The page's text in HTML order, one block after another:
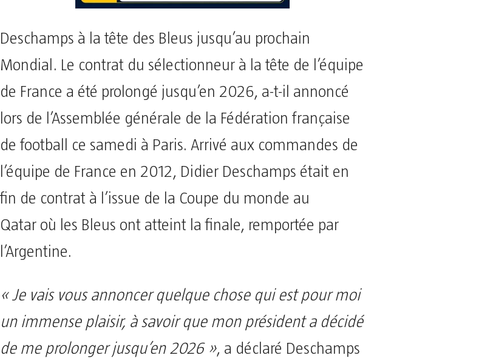
Deschamps à la tête des Bleus jusqu’au prochain
Mondial. Le contrat du sélectionneur à la tête de l’équipe
de France a été prolongé jusqu’en 2026, a-t-il annoncé
lors de l’Assemblée générale de la Fédération française
de football ce samedi à Paris. Arrivé aux commandes de
l’équipe de France en 2012, Didier Deschamps était en
fin de contrat à l’issue de la Coupe du monde au
Qatar où les Bleus ont atteint la finale, remportée par
l’Argentine.
« Je vais vous annoncer quelque chose qui est pour moi
un immense plaisir, à savoir que mon président a décidé
de me prolonger jusqu’en 2026 », a déclaré Deschamps